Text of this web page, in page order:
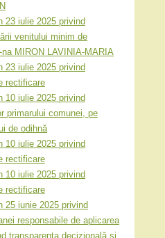
23 iulie 2025 privind
venitului minim de
MIRON LAVINIA-MARIA
23 iulie 2025 privind
rectificare
10 iulie 2025 privind
primarului comunei, pe
de odihnă
10 iulie 2025 privind
rectificare
10 iulie 2025 privind
rectificare
25 iunie 2025 privind
responsabile de aplicarea
transparenţa decizională și